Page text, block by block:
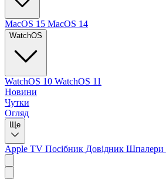
MacOS 15 MacOS 14
WatchOS
WatchOS 10 WatchOS 11
Новини
Чутки
Огляд
Ще
Apple TV Посібник Довідник Шпалери